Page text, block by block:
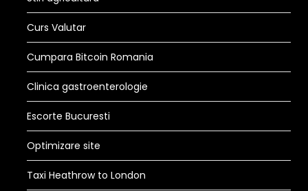
Curs Valutar
Cumpara Bitcoin Romania
Clinica gastroenterologie
Escorte Bucuresti
Optimizare site
Taxi Heathrow to London